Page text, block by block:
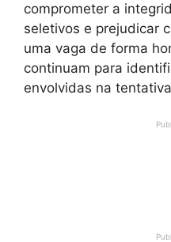
comprometer a
seletivos e prejudicar
uma vaga de forma
continuam para
envolvidas na